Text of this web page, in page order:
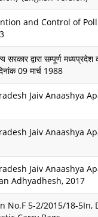
and Control of
सरकार द्वारा सम्पूर्ण
09 मार्च 1988
Jaiv Anaashya
Jaiv Anaashya
Jaiv Anaashya
Adhyadhesh, 2017
No.F 5-2/2015/18-5In,